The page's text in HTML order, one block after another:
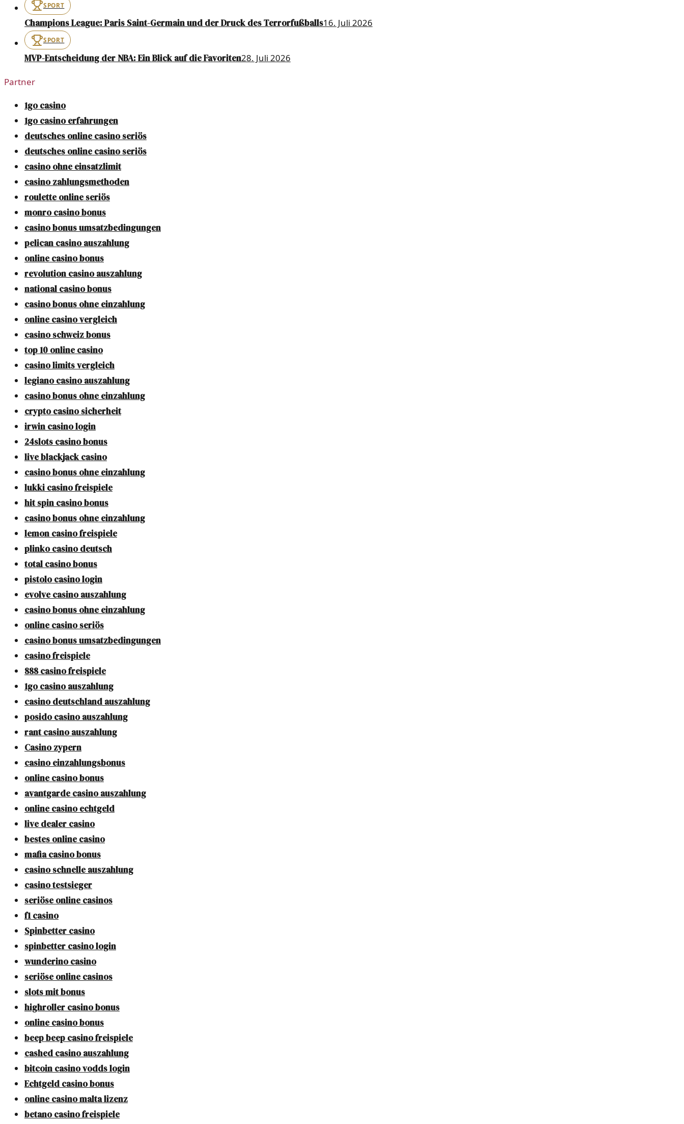
SPORT
Champions League: Paris Saint-Germain und der Druck des Terrorfußballs16. Juli 2026
SPORT
MVP-Entscheidung der NBA: Ein Blick auf die Favoriten28. Juli 2026
Partner
1go casino
1go casino erfahrungen
deutsches online casino seriös
deutsches online casino seriös
casino ohne einsatzlimit
casino zahlungsmethoden
roulette online seriös
monro casino bonus
casino bonus umsatzbedingungen
pelican casino auszahlung
online casino bonus
revolution casino auszahlung
national casino bonus
casino bonus ohne einzahlung
online casino vergleich
casino schweiz bonus
top 10 online casino
casino limits vergleich
legiano casino auszahlung
casino bonus ohne einzahlung
crypto casino sicherheit
irwin casino login
24slots casino bonus
live blackjack casino
casino bonus ohne einzahlung
lukki casino freispiele
hit spin casino bonus
casino bonus ohne einzahlung
lemon casino freispiele
plinko casino deutsch
total casino bonus
pistolo casino login
evolve casino auszahlung
casino bonus ohne einzahlung
online casino seriös
casino bonus umsatzbedingungen
casino freispiele
888 casino freispiele
1go casino auszahlung
casino deutschland auszahlung
posido casino auszahlung
rant casino auszahlung
Casino zypern
casino einzahlungsbonus
online casino bonus
avantgarde casino auszahlung
online casino echtgeld
live dealer casino
bestes online casino
mafia casino bonus
casino schnelle auszahlung
casino testsieger
seriöse online casinos
f1 casino
Spinbetter casino
spinbetter casino login
wunderino casino
seriöse online casinos
slots mit bonus
highroller casino bonus
online casino bonus
beep beep casino freispiele
cashed casino auszahlung
bitcoin casino vodds login
Echtgeld casino bonus
online casino malta lizenz
betano casino freispiele